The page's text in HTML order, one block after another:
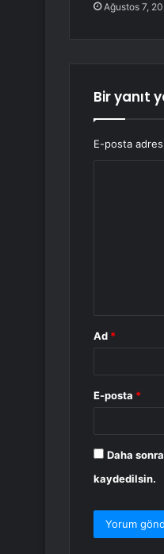
Ağustos 7,
Bir yanıt
E-posta
Ad *
E-posta *
Daha
kaydedilsin.